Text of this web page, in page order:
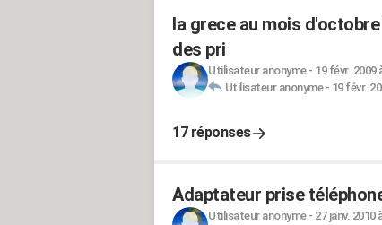
la grece au mois
des pri
Utilisateur anonyme- 19 févr. 2009
Utilisateur anonyme- 19 févr.
17 réponses
Adaptateur prise
Utilisateur anonyme- 27 janv. 2010